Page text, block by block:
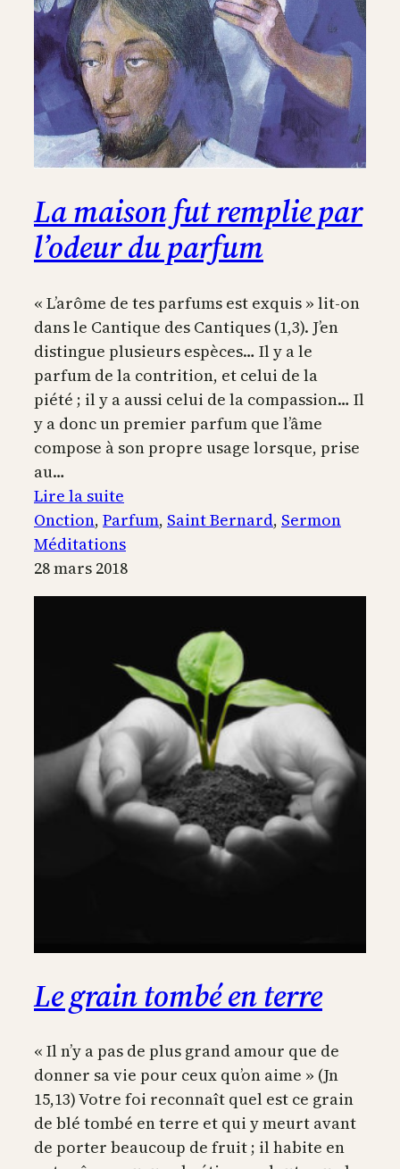
La maison fut remplie par
l’odeur du parfum
« L’arôme de tes parfums est exquis » lit-on
dans le Cantique des Cantiques (1,3). J’en
distingue plusieurs espèces… Il y a le
parfum de la contrition, et celui de la
piété ; il y a aussi celui de la compassion… Il
y a donc un premier parfum que l’âme
compose à son propre usage lorsque, prise
au…
Lire la suite
La
maison
fut
remplie
du
parfum
Onction, Parfum, Saint Bernard, Sermon
Méditations
28 mars 2018
Le grain tombé en terre
« Il n’y a pas de plus grand amour que de
donner sa vie pour ceux qu’on aime » (Jn
15,13) Votre foi reconnaît quel est ce grain
de blé tombé en terre et qui y meurt avant
de porter beaucoup de fruit ; il habite en